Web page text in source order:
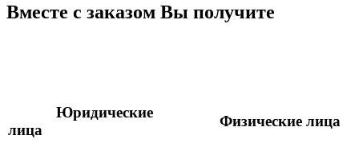
Вместе с заказом Вы получите
Юридические
лица
Физические лица